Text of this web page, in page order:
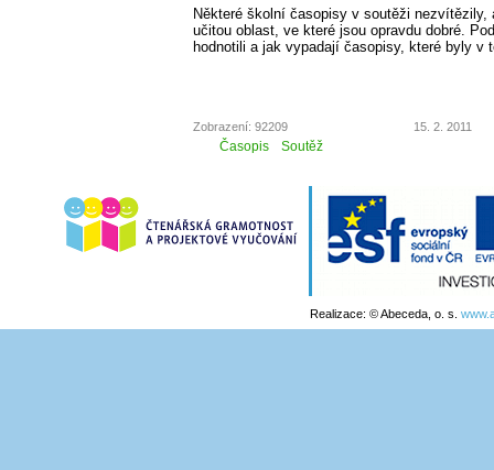
Některé školní časopisy v soutěži
učitou oblast, ve které jsou opravdu dobré.
hodnotili a jak vypadají časopisy, které byly v
Zobrazení: 92209 15. 2. 2011
Časopis Soutěž
Realizace: © Abeceda, o. s.